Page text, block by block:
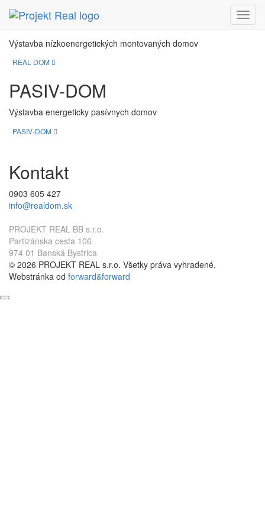
Menu
REAL DOM
Výstavba nízkoenergetických montovaných domov
REAL DOM
PASIV-DOM
Výstavba energeticky pasívnych domov
PASIV-DOM
Kontakt
0903 605 427
info@realdom.sk
PROJEKT REAL BB s.r.o.
Partizánska cesta 106
974 01 Banská Bystrica
© 2026 PROJEKT REAL s.r.o. Všetky práva vyhradené.
Webstránka od forward&forward